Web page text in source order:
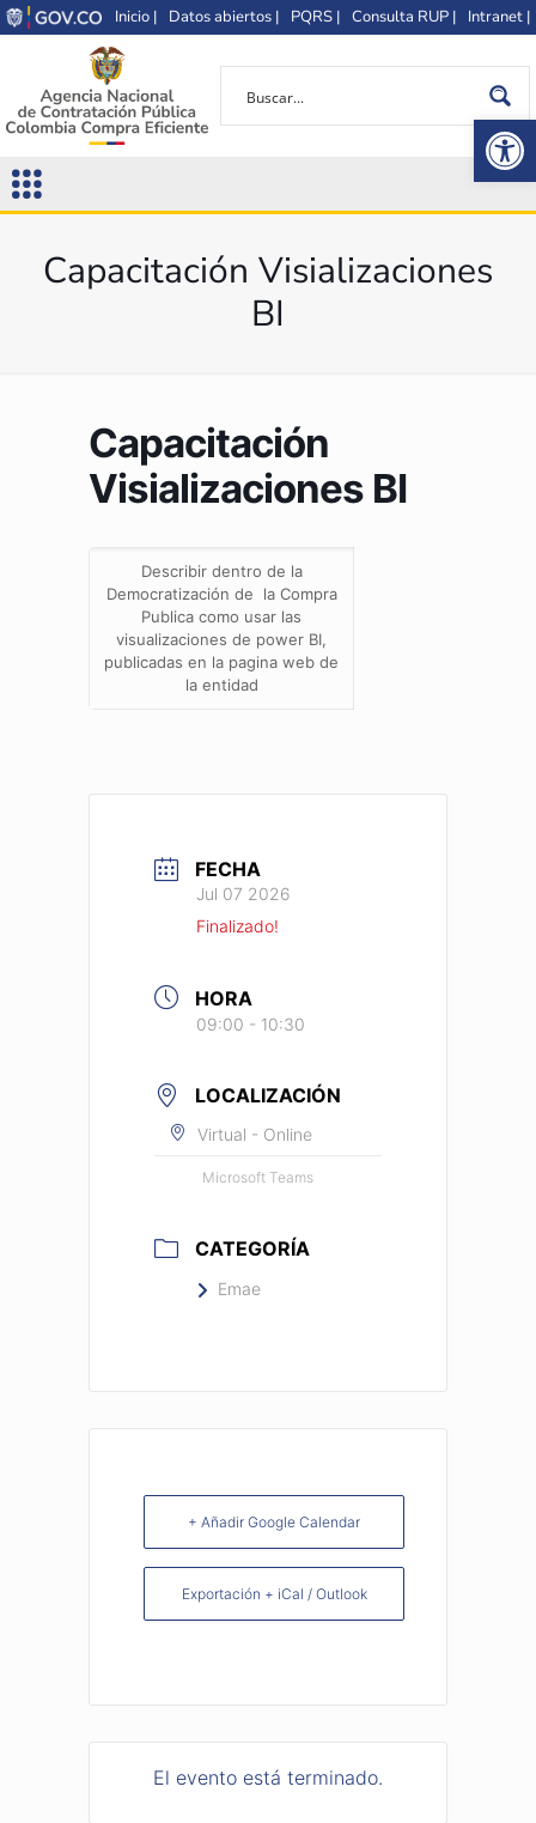
Inicio | Datos abiertos | PQRS | Consulta RUP | Intranet |
Capacitación Visializaciones
BI
Capacitación
Visializaciones BI
Describir dentro de la
Democratización de la Compra
Publica como usar las
visualizaciones de power BI,
publicadas en la pagina web de
la entidad
FECHA
Jul 07 2026
Finalizado!
HORA
09:00 - 10:30
LOCALIZACIÓN
Virtual - Online
Microsoft Teams
CATEGORÍA
Emae
+ Añadir Google Calendar
Exportación + iCal / Outlook
El evento está terminado.